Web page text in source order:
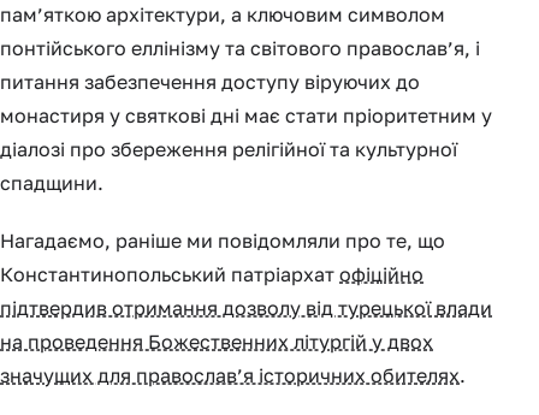
пам’яткою архітектури, а ключовим символом
понтійського еллінізму та світового православ’я, і
питання забезпечення доступу віруючих до
монастиря у святкові дні має стати пріоритетним у
діалозі про збереження релігійної та культурної
спадщини.
Нагадаємо, раніше ми повідомляли про те, що
Константинопольський патріархат офіційно
підтвердив отримання дозволу від турецької влади
на проведення Божественних літургій у двох
значущих для православ’я історичних обителях.